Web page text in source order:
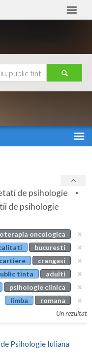
de psihologie
de psihologie
oncologica
bucuresti
cartiere
crangasi
tinta
adulti
psihologie clinica
limba
romana
Un rezultat
Psihologie Iuliana